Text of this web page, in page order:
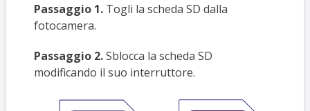
Passaggio 1.Togli la scheda SD dalla
fotocamera.
Passaggio 2.Sblocca la scheda SD
modificando il suo interruttore.